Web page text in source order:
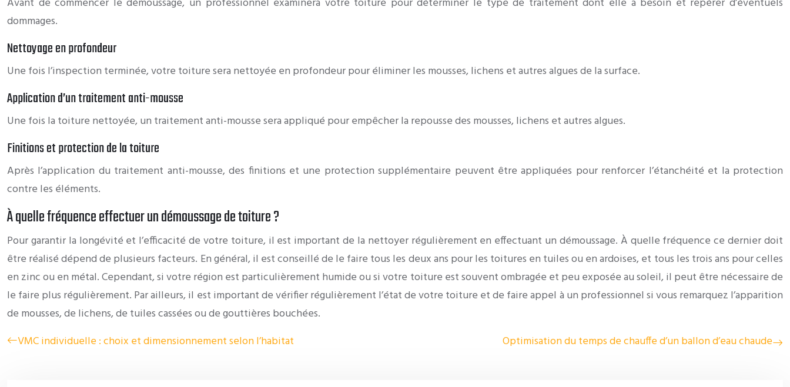
dommages.
Nettoyage en profondeur
Une fois l’inspection terminée, votre toiture sera nettoyée en profondeur pour éliminer les mousses, lichens et autres algues de la surface.
Application d’un traitement anti-mousse
Une fois la toiture nettoyée, un traitement anti-mousse sera appliqué pour empêcher la repousse des mousses, lichens et autres algues.
Finitions et protection de la toiture
Après l’application du traitement anti-mousse, des finitions et une protection supplémentaire peuvent être appliquées pour renforcer l’étanchéité et la protection
contre les éléments.
À quelle fréquence effectuer un démoussage de toiture ?
Pour garantir la longévité et l’efficacité de votre toiture, il est important de la nettoyer régulièrement en effectuant un démoussage. À quelle fréquence ce dernier doit
être réalisé dépend de plusieurs facteurs. En général, il est conseillé de le faire tous les deux ans pour les toitures en tuiles ou en ardoises, et tous les trois ans pour celles
en zinc ou en métal. Cependant, si votre région est particulièrement humide ou si votre toiture est souvent ombragée et peu exposée au soleil, il peut être nécessaire de
le faire plus régulièrement. Par ailleurs, il est important de vérifier régulièrement l’état de votre toiture et de faire appel à un professionnel si vous remarquez l’apparition
de mousses, de lichens, de tuiles cassées ou de gouttières bouchées.
VMC individuelle : choix et dimensionnement selon l’habitat
Optimisation du temps de chauffe d’un ballon d’eau chaude